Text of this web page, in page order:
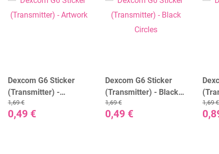
Dexcom G6 Sticker
(Transmitter) -
Artwork
0,49 €
1,69 €
Dexcom G6 Sticker
(Transmitter) - Black
Circles
0,49 €
1,69 € 1,69 €